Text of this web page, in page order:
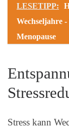
LESETIPP:
Wechseljahre
Menopause
Stress kann